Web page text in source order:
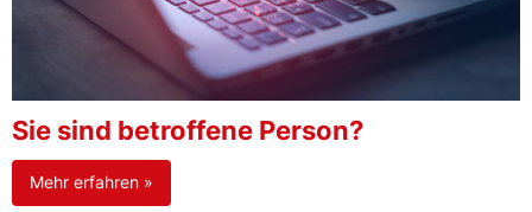
Sie sind betroffene Person?
Mehr erfahren »